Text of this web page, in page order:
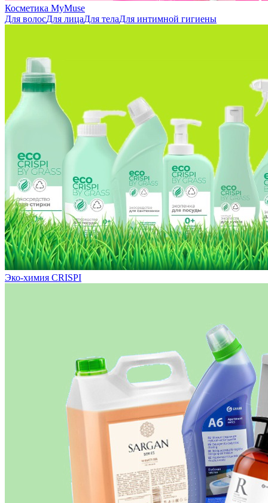
Косметика MyMuse
Для волосДля лицаДля телаДля интимной гигиены
Эко-химия CRISPI